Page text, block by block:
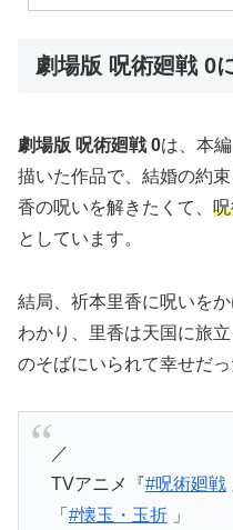
劇場版 呪術廻戦 0
劇場版 呪術廻戦 0は、本
描いた作品で、結婚の約
香の呪いを解きたくて、
としています。
結局、祈本里香に呪いを
わかり、里香は天国に旅
のそばにいられて幸せだっ
／
TVアニメ『#呪術廻戦
「 #懐玉・玉折」